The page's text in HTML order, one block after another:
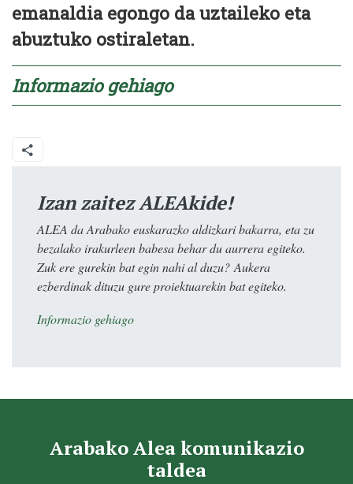
emanaldia egongo da uztaileko eta
abuztuko ostiraletan.
Informazio gehiago
Izan zaitez ALEAkide!
ALEA da Arabako euskarazko aldizkari bakarra, eta zu
bezalako irakurleen babesa behar du aurrera egiteko.
Zuk ere gurekin bat egin nahi al duzu? Aukera
ezberdinak dituzu gure proiektuarekin bat egiteko.
Informazio gehiago
Arabako Alea komunikazio
taldea